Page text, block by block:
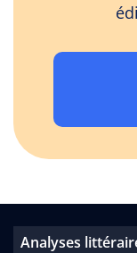
Analyses